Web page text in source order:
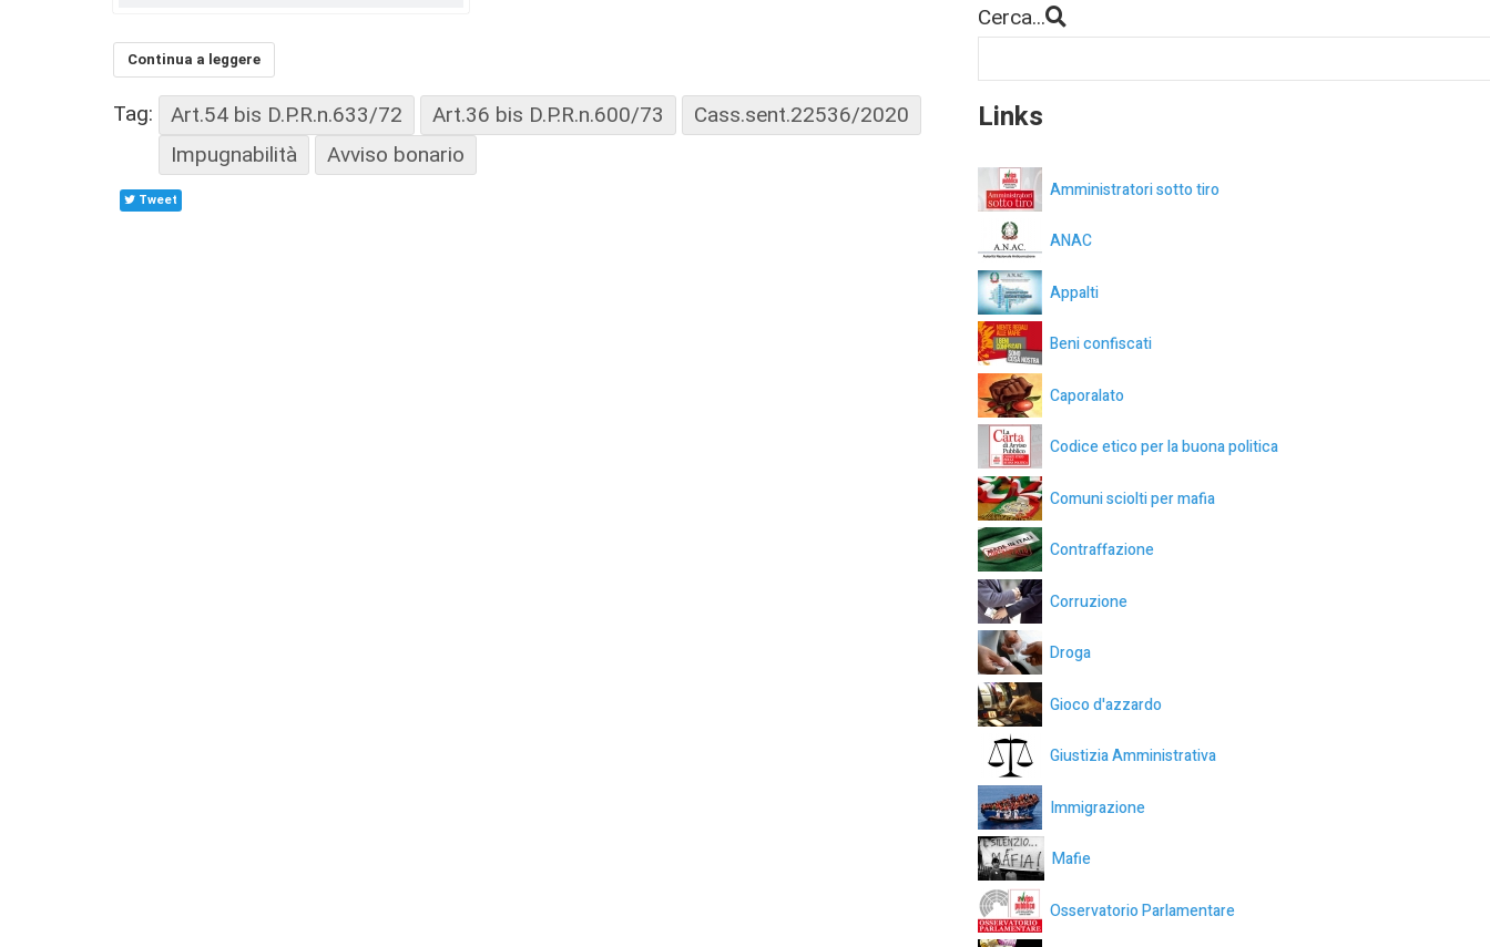
Continua a leggere
Tag: Art.54 bis D.P.R.n.633/72 Art.36 bis D.P.R.n.600/73
Cass.sent.22536/2020
Impugnabilità
Avviso bonario
Tweet
Cerca...
Links
Amministratori sotto tiro
ANAC
Appalti
Beni confiscati
Caporalato
Codice etico per la buona politica
Comuni sciolti per mafia
Contraffazione
Corruzione
Droga
Gioco d'azzardo
Giustizia Amministrativa
Immigrazione
Mafie
Osservatorio Parlamentare